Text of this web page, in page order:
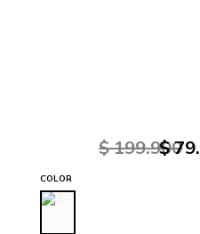
$ 199.900
$ 79.
COLOR